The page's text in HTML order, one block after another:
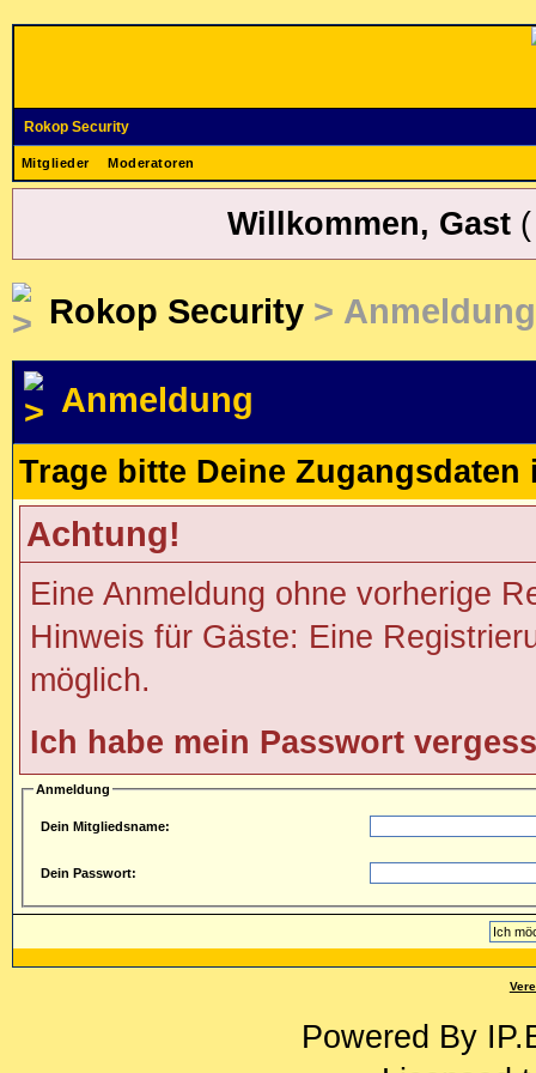
Rokop Security
Mitglieder Moderatoren
Willkommen, Gast
Rokop Security> Anmeldung
Anmeldung
Trage bitte Deine
Achtung!
Eine Anmeldung ohne vorherige
Hinweis für Gäste: Eine
möglich.
Ich habe mein Passwort
Anmeldung
Dein Mitgliedsname:
Dein Passwort:
Powered By